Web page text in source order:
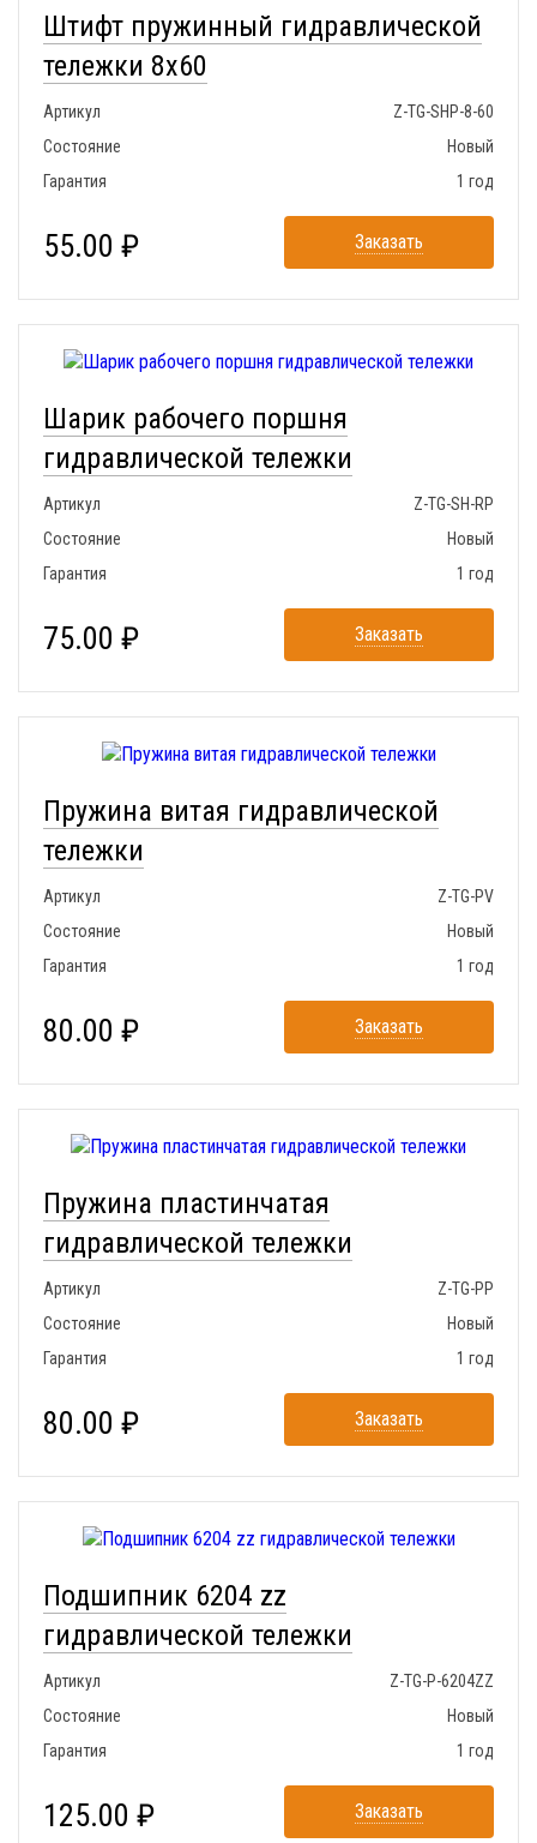
Штифт пружинный гидравлической
тележки 8x60
Артикул
Z-TG-SHP-8-60
Состояние
Новый
Гарантия
1 год
55.00 ₽ Заказать
Шарик рабочего поршня
гидравлической тележки
Артикул
Z-TG-SH-RP
Состояние
Новый
Гарантия
1 год
75.00 ₽ Заказать
Пружина витая гидравлической
тележки
Артикул
Z-TG-PV
Состояние
Новый
Гарантия
1 год
80.00 ₽ Заказать
Пружина пластинчатая
гидравлической тележки
Артикул
Z-TG-PP
Состояние
Новый
Гарантия
1 год
80.00 ₽ Заказать
Подшипник 6204 zz
гидравлической тележки
Артикул
Z-TG-P-6204ZZ
Состояние
Новый
Гарантия
1 год
125.00 ₽ Заказать